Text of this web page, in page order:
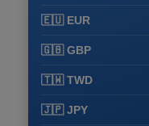
🇪🇺 EUR
🇬🇧 GBP
🇹🇼 TWD
🇯🇵 JPY